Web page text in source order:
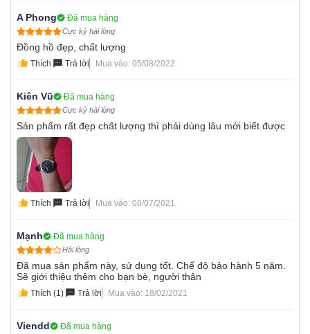
A Phong Đã mua hàng
Cực kỳ hài lòng
Đồng hồ đẹp, chất lượng
Thích Trả lời Mua vào: 05/08/2022
Kiên Vũ Đã mua hàng
Cực kỳ hài lòng
Sản phẩm rất đẹp chất lượng thì phải dùng lâu mới biết được
Thích Trả lời Mua vào: 08/07/2021
Mạnh Đã mua hàng
Hài lòng
Đã mua sản phẩm này, sử dụng tốt. Chế độ bảo hành 5 năm.
Sẽ giới thiệu thêm cho bạn bè, người thân
Thích (1) Trả lời Mua vào: 18/02/2021
Viendd Đã mua hàng